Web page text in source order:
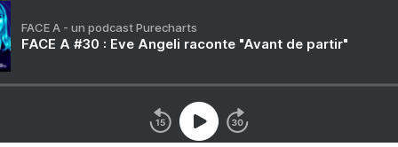
FACE A - un podcast Purecharts
FACE A #30 : Eve Angeli raconte "Avant de partir"